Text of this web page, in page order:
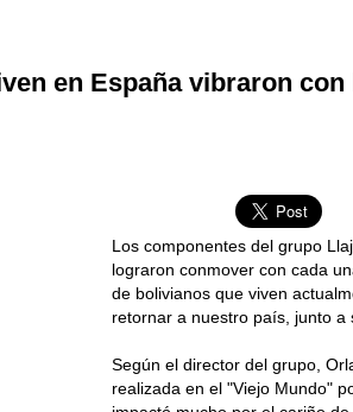
en España vibraron con
Los componentes del grupo
lograron conmover con cada
de bolivianos que viven
retornar a nuestro país, junto a
Según el director del grupo,
realizada en el "Viejo Mundo"